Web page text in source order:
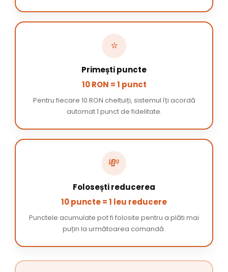
⭐
Primești puncte
10 RON = 1 punct
Pentru fiecare 10 RON cheltuiți, sistemul îți acordă
automat 1 punct de fidelitate.
💸
Folosești reducerea
10 puncte = 1 leu reducere
Punctele acumulate pot fi folosite pentru a plăti mai
puțin la următoarea comandă.